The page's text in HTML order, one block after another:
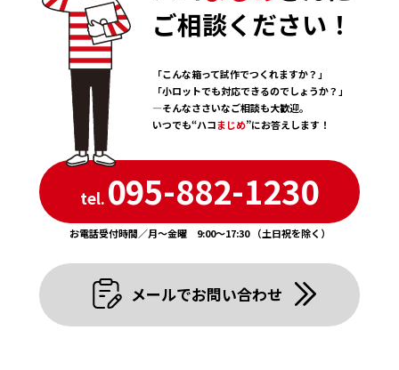
1 . January
4 . April
2 . February
1 . January
5 . May
3 . March
ご相談ください！
「こんな箱って試作でつくれますか？」
「小ロットでも対応できるのでしょうか？」
―そんなささいなご相談も大歓迎。
いつでも“ハコまじめ”にお答えします！
tel. 095-882-1230
お電話受付時間／月〜金曜 9:00〜17:30 （土日祝を除く）
メールでお問い合わせ